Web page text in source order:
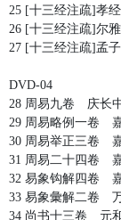
25 [十三经注疏]孝
26 [十三经注疏]尔
27 [十三经注疏]孟
DVD-04
28 周易九卷 庆长
29 周易略例一卷
30 周易举正三卷
31 周易二十四卷
32 易象钩解四卷
33 易象彙解二卷
34 尚书十三卷 元